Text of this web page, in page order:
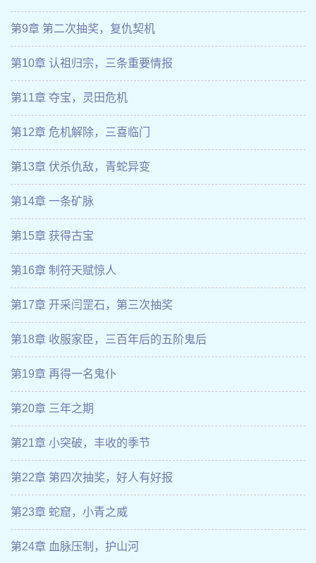
第9章 第二次抽奖，复仇契机
第10章 认祖归宗，三条重要情报
第11章 夺宝，灵田危机
第12章 危机解除，三喜临门
第13章 伏杀仇敌，青蛇异变
第14章 一条矿脉
第15章 获得古宝
第16章 制符天赋惊人
第17章 开采闫罡石，第三次抽奖
第18章 收服家臣，三百年后的五阶鬼后
第19章 再得一名鬼仆
第20章 三年之期
第21章 小突破，丰收的季节
第22章 第四次抽奖，好人有好报
第23章 蛇窟，小青之威
第24章 血脉压制，护山河